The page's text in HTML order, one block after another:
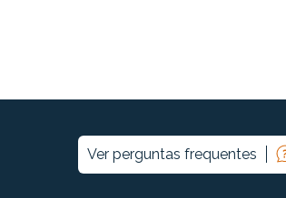
Ver perguntas frequentes